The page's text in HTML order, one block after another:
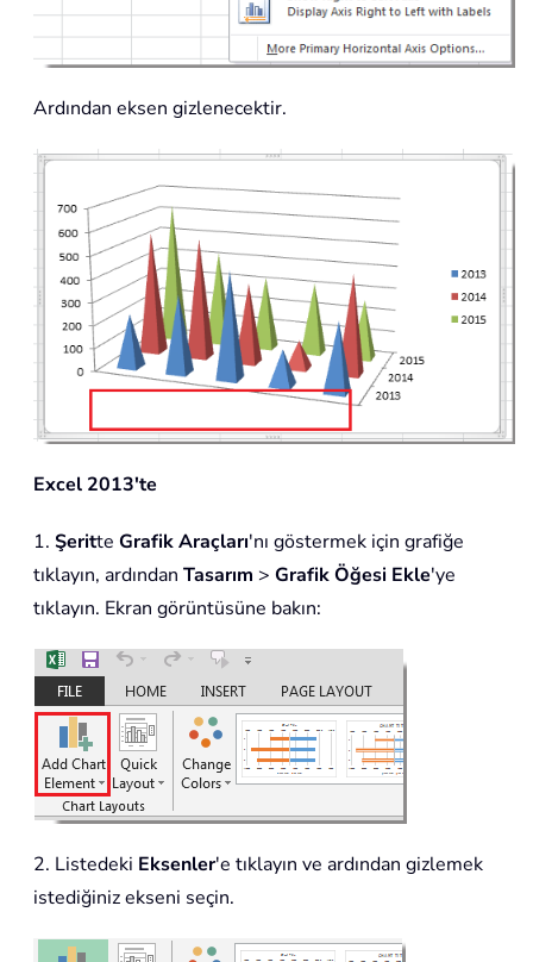
Ardından eksen gizlenecektir.
Excel 2013'te
1. Şeritte Grafik Araçları'nı göstermek için grafiğe
tıklayın, ardından Tasarım > Grafik Öğesi Ekle'ye
tıklayın. Ekran görüntüsüne bakın:
2. Listedeki Eksenler'e tıklayın ve ardından gizlemek
istediğiniz ekseni seçin.